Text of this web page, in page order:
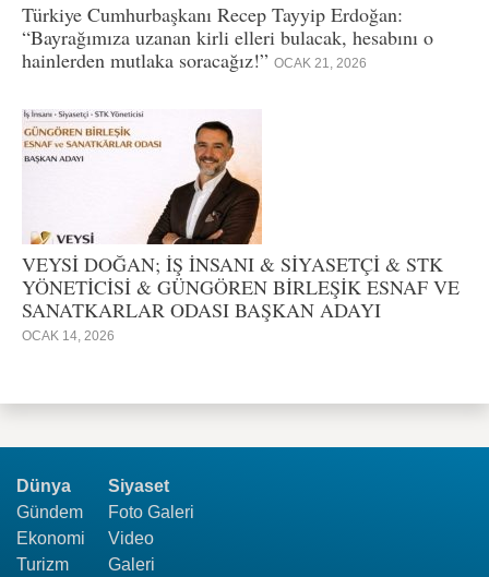
Türkiye Cumhurbaşkanı Recep Tayyip Erdoğan:
“Bayrağımıza uzanan kirli elleri bulacak, hesabını o
hainlerden mutlaka soracağız!” OCAK 21, 2026
VEYSİ DOĞAN; İŞ İNSANI & SİYASETÇİ & STK
YÖNETİCİSİ & GÜNGÖREN BİRLEŞİK ESNAF VE
SANATKARLAR ODASI BAŞKAN ADAYI
OCAK 14, 2026
Dünya
Gündem
Ekonomi
Turizm
Siyaset
Foto Galeri
Video
Galeri